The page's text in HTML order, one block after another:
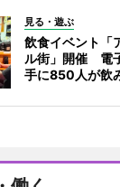
見る・遊ぶ
飲食イベント「
ル街」開催 電
手に850人が飲